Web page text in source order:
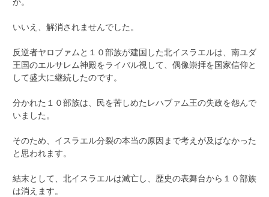
いいえ、解消されませんでした。
反逆者ヤロブァムと１０部族が建国した北イスラエルは、南ユダ
王国のエルサレム神殿をライバル視して、偶像崇拝を国家信仰と
して盛大に継続したのです。
分かれた１０部族は、民を苦しめたレハブァム王の失政を怨んで
いました。
そのため、イスラエル分裂の本当の原因まで考えが及ばなかった
と思われます。
結末として、北イスラエルは滅亡し、歴史の表舞台から１０部族
は消えます。